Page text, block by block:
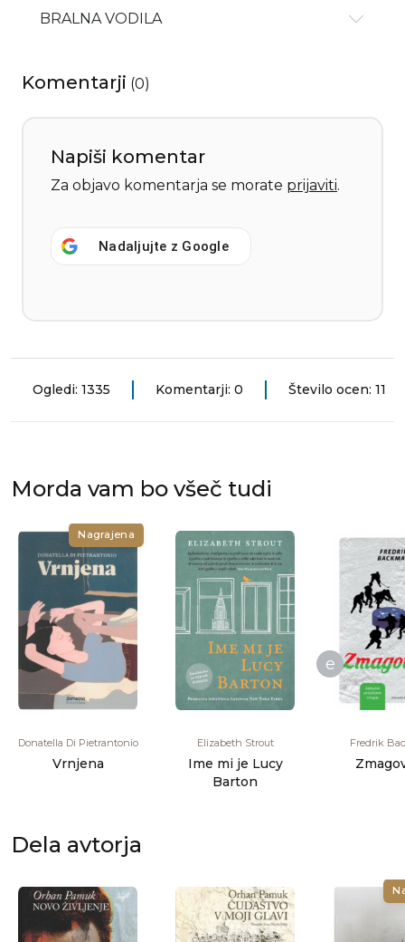
BRALNA VODILA
Komentarji (0)
Napiši komentar
Za objavo komentarja se morate prijaviti.
Nadaljujte z Google
Ogledi: 1335 Komentarji: 0 Število ocen: 11
Morda vam bo všeč tudi
Nagrajena
Donatella Di Pietrantonio
Vrnjena
Elizabeth Strout
Ime mi je Lucy
Barton
e
Fredrik
Dela avtorja